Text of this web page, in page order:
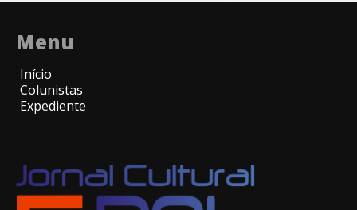
Menu
Início
Colunistas
Expediente